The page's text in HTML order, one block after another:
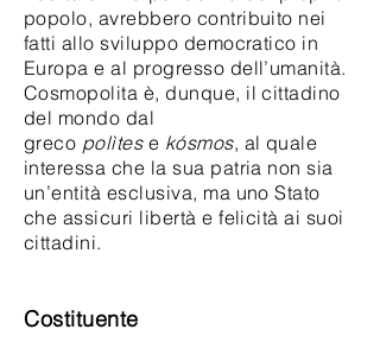
popolo, avrebbero contribuito nei
fatti allo sviluppo democratico in
Europa e al progresso dell’umanità.
Cosmopolita è, dunque, il cittadino
del mondo dal
greco polìtese kósmos, al quale
interessa che la sua patria non sia
un’entità esclusiva, ma uno Stato
che assicuri libertà e felicità ai suoi
cittadini.
Costituente